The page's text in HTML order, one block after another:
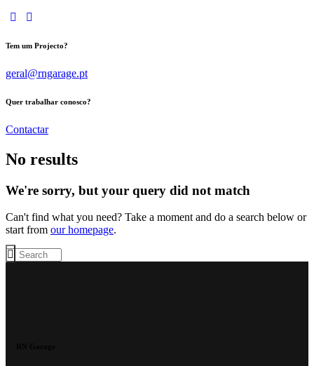
Tem um Projecto?
geral@rngarage.pt
Quer trabalhar conosco?
Contactar
No results
We're sorry, but your query did not match
Can't find what you need? Take a moment and do a search below or
start from our homepage.